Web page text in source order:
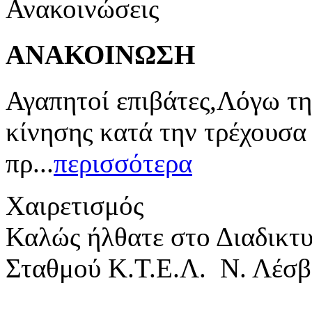
Ανακοινώσεις
ΑΝΑΚΟΙΝΩΣΗ
Αγαπητοί επιβάτες,Λόγω
κίνησης κατά την
πρ...περισσότερα
Χαιρετισμός
Καλώς ήλθατε στο
Σταθμού Κ.Τ.Ε.Λ. Ν.